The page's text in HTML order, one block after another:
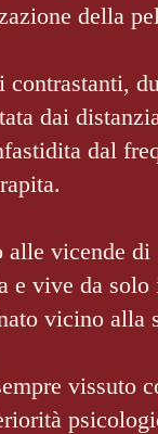
della
contrastanti,
dai
dal
vicende di
e vive da
vicino alla
vissuto